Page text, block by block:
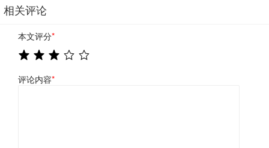
相关评论
本文评分*
评论内容*